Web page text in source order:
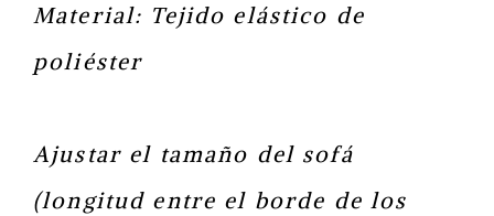
Material: Tejido elástico de
poliéster
Ajustar el tamaño del sofá
(longitud entre el borde de los